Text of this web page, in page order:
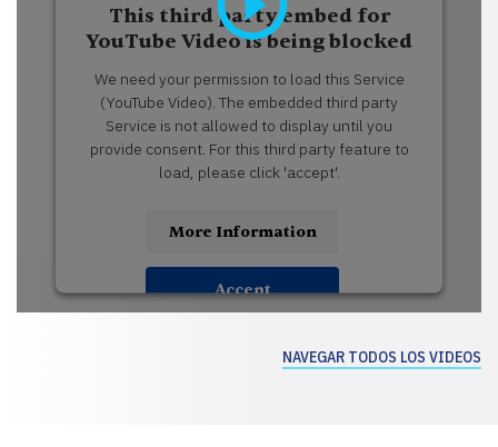
This third party embed for
YouTube Video is being blocked
We need your permission to load this Service
(YouTube Video). The embedded third party
Service is not allowed to display until you
provide consent. For this third party feature to
load, please click 'accept'.
More Information
Accept
MANAGEMENT PLATFORMNAVEGAR TODOS LOS VIDEOS